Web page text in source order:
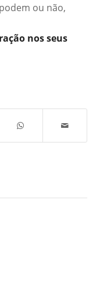
ou não,
nos seus